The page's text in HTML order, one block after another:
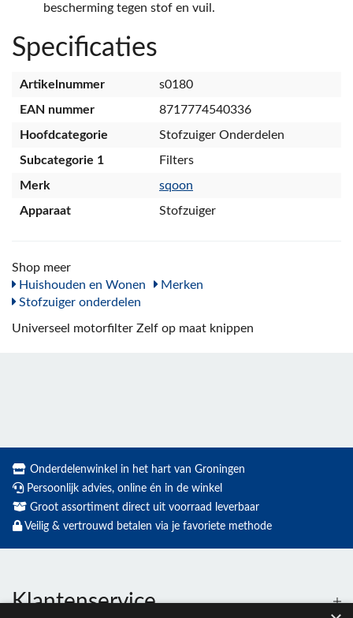
bescherming tegen stof en vuil.
Specificaties
Artikelnummer
s0180
EAN nummer
8717774540336
Hoofdcategorie
Stofzuiger Onderdelen
Subcategorie 1
Filters
Merk
sqoon
Apparaat
Stofzuiger
Shop meer
Huishouden en Wonen
Merken
Stofzuiger onderdelen
Universeel motorfilter Zelf op maat knippen
Onderdelenwinkel in het hart van Groningen
Persoonlijk advies, online én in de winkel
Groot assortiment direct uit voorraad leverbaar
Veilig & vertrouwd betalen via je favoriete methode
Klantenservice